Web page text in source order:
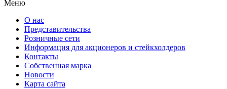
Меню
О нас
Представительства
Розничные сети
Информация для акционеров и стейкхолдеров
Контакты
Собственная марка
Новости
Карта сайта